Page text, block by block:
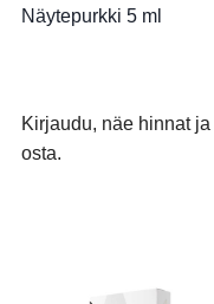
Näytepurkki 5 ml
Kirjaudu, näe hinnat ja
osta.